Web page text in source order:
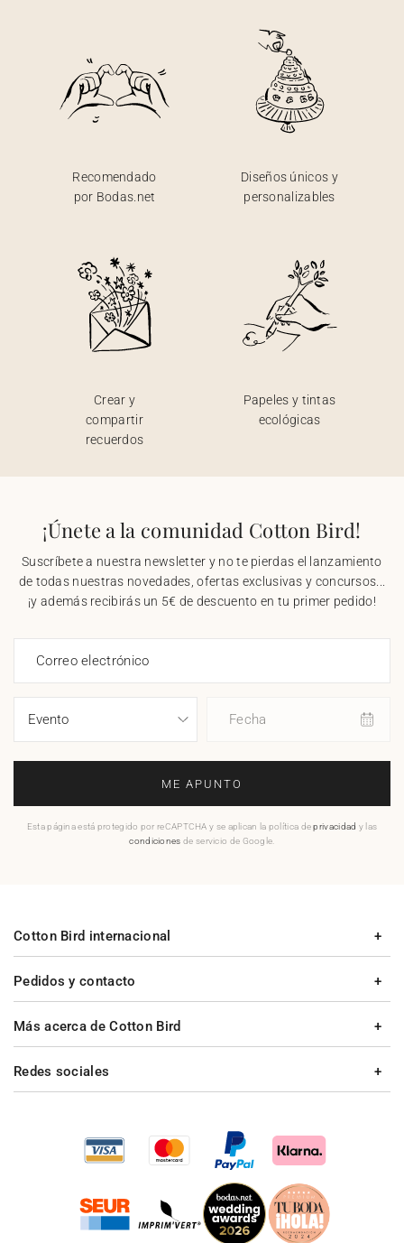
Recomendado
por Bodas.net
Diseños únicos y
personalizables
Crear y
compartir
recuerdos
Papeles y tintas
ecológicas
¡Únete a la comunidad Cotton Bird!
Suscríbete a nuestra newsletter y no te pierdas el lanzamiento
de todas nuestras novedades, ofertas exclusivas y concursos...
¡y además recibirás un 5€ de descuento en tu primer pedido!
Correo electrónico
Fecha
ME APUNTO
Esta página está protegido por reCAPTCHA y se aplican la política deprivacidad y las
condiciones de servicio de Google.
Pedidos y contacto
Más acerca de Cotton Bird
Cotton Bird internacional
Redes sociales